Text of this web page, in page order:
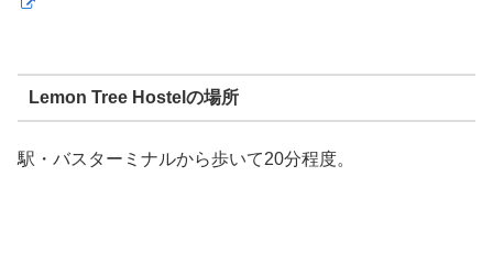
Lemon Tree Hostelの場所
駅・バスターミナルから歩いて20分程度。